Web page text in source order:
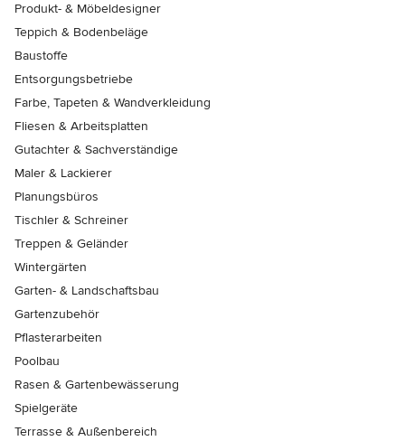
Produkt- & Möbeldesigner
Teppich & Bodenbeläge
Baustoffe
Entsorgungsbetriebe
Farbe, Tapeten & Wandverkleidung
Fliesen & Arbeitsplatten
Gutachter & Sachverständige
Maler & Lackierer
Planungsbüros
Tischler & Schreiner
Treppen & Geländer
Wintergärten
Garten- & Landschaftsbau
Gartenzubehör
Pflasterarbeiten
Poolbau
Rasen & Gartenbewässerung
Spielgeräte
Terrasse & Außenbereich